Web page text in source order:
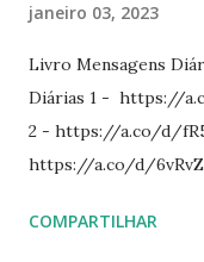
janeiro 03, 2023
Livro Mensagens
Diárias 1 - https://
2 - https://a.co/d/
https://a.co/d/
https://a.co/d/
COMPARTILHAR